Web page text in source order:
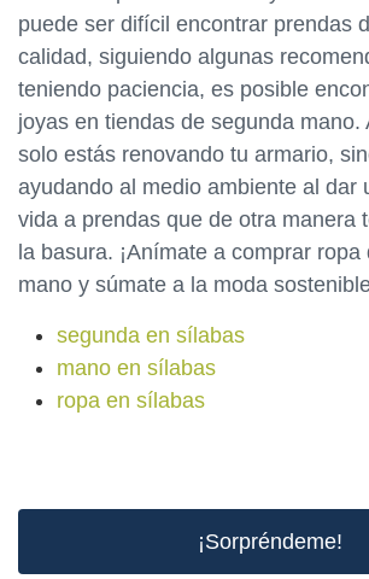
puede ser difícil encontrar prendas
calidad, siguiendo algunas
teniendo paciencia, es posible
joyas en tiendas de segunda mano.
solo estás renovando tu armario,
ayudando al medio ambiente al dar
vida a prendas que de otra manera
la basura. ¡Anímate a comprar
mano y súmate a la moda
segunda en sílabas
mano en sílabas
ropa en sílabas
¡Sorpréndeme!